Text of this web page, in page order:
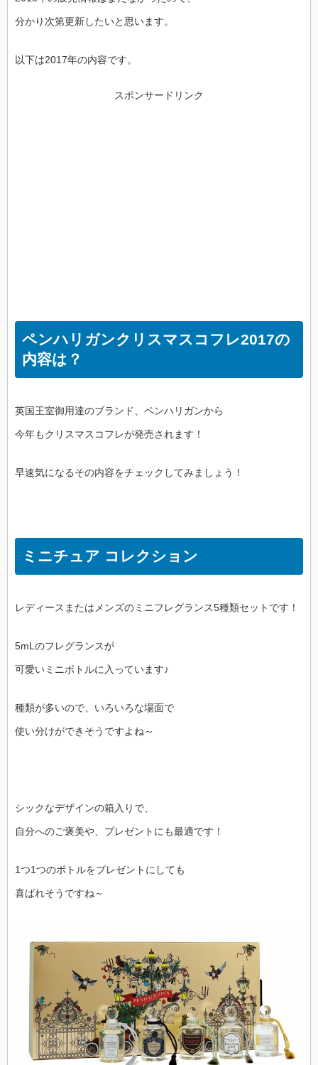
分かり次第更新したいと思います。
以下は2017年の内容です。
スポンサードリンク
ペンハリガンクリスマスコフレ2017の
内容は？
英国王室御用達のブランド、ペンハリガンから
今年もクリスマスコフレが発売されます！
早速気になるその内容をチェックしてみましょう！
ミニチュア コレクション
レディースまたはメンズのミニフレグランス5種類セットです！
5mLのフレグランスが
可愛いミニボトルに入っています♪
種類が多いので、いろいろな場面で
使い分けができそうですよね～
シックなデザインの箱入りで、
自分へのご褒美や、プレゼントにも最適です！
1つ1つのボトルをプレゼントにしても
喜ばれそうですね～